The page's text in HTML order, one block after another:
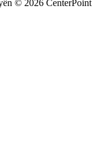
© 2026 CenterPoint